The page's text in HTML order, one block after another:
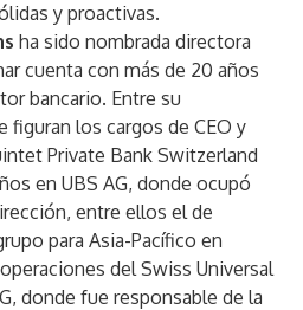
y proactivas.
ha sido nombrada directora
cuenta con más de 20 años
bancario. Entre su
figuran los cargos de CEO y
Private Bank Switzerland
en UBS AG, donde ocupó
entre ellos el de
para Asia-Pacífico en
del Swiss Universal
donde fue responsable de la